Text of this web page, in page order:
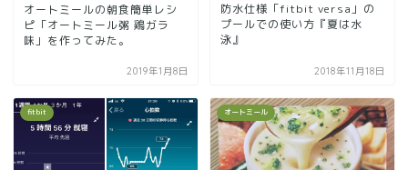
オートミールの朝食簡単レシ
ピ「オートミール粥 鶏ガラ
味」を作ってみた。
2019年1月8日
防水仕様「fitbit versa」の
プールでの使い方『夏は水
泳』
2018年11月18日
fitbit オートミール